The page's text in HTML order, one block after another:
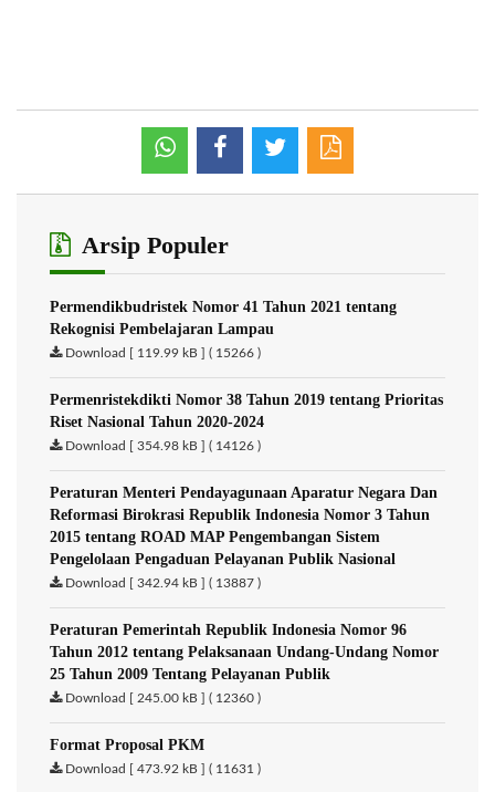
Arsip Populer
Permendikbudristek Nomor 41 Tahun 2021 tentang
Rekognisi Pembelajaran Lampau
Download [ 119.99 kB ] ( 15266 )
Permenristekdikti Nomor 38 Tahun 2019 tentang Prioritas
Riset Nasional Tahun 2020-2024
Download [ 354.98 kB ] ( 14126 )
Peraturan Menteri Pendayagunaan Aparatur Negara Dan
Reformasi Birokrasi Republik Indonesia Nomor 3 Tahun
2015 tentang ROAD MAP Pengembangan Sistem
Pengelolaan Pengaduan Pelayanan Publik Nasional
Download [ 342.94 kB ] ( 13887 )
Peraturan Pemerintah Republik Indonesia Nomor 96
Tahun 2012 tentang Pelaksanaan Undang-Undang Nomor
25 Tahun 2009 Tentang Pelayanan Publik
Download [ 245.00 kB ] ( 12360 )
Format Proposal PKM
Download [ 473.92 kB ] ( 11631 )